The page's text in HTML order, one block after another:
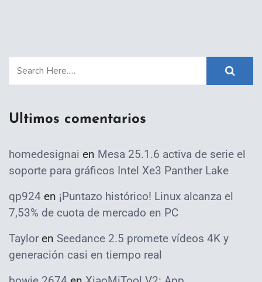
Ultimos comentarios
homedesignai en Mesa 25.1.6 activa de serie el
soporte para gráficos Intel Xe3 Panther Lake
qp924 en ¡Puntazo histórico! Linux alcanza el
7,53% de cuota de mercado en PC
Taylor en Seedance 2.5 promete vídeos 4K y
generación casi en tiempo real